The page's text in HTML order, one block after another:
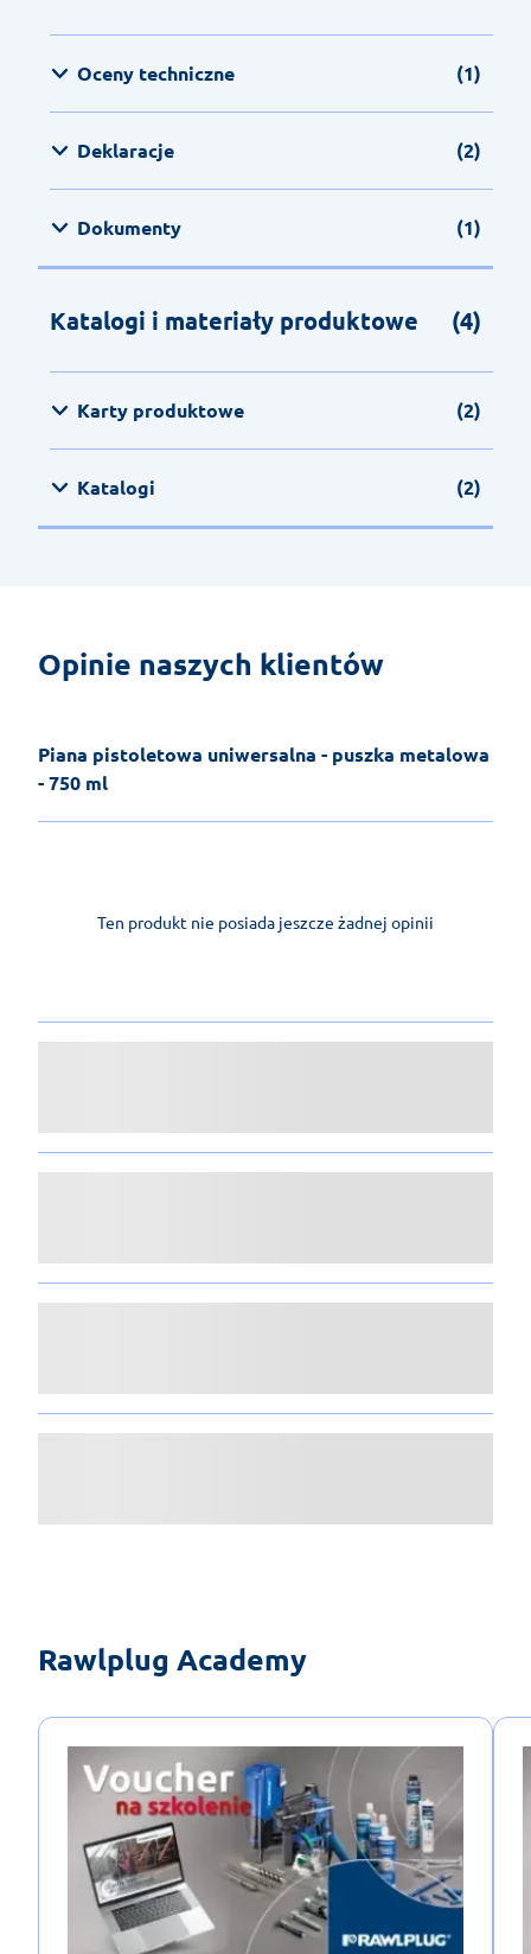
Oceny techniczne (1)
Deklaracje (2)
Dokumenty (1)
Katalogi i materiały produktowe (4)
Karty produktowe (2)
Katalogi (2)
Opinie naszych klientów
Piana pistoletowa uniwersalna - puszka metalowa
- 750 ml
Ten produkt nie posiada jeszcze żadnej opinii
Rawlplug Academy